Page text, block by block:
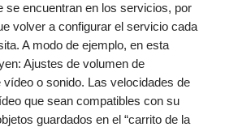
se encuentran en los servicios, por
volver a configurar el servicio cada
A modo de ejemplo, en esta
Ajustes de volumen de
vídeo o sonido. Las velocidades de
que sean compatibles con su
guardados en el “carrito de la